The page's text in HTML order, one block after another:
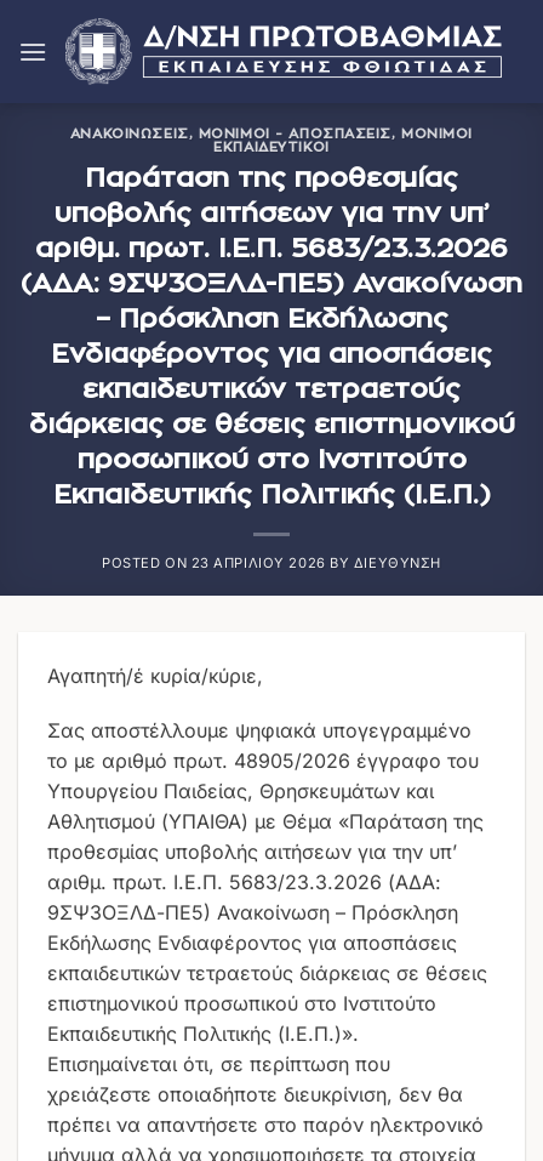
Μετάβαση
στο
περιεχόμενο
ΑΝΑΚΟΙΝΏΣΕΙΣ, ΜΌΝΙΜΟΙ - ΑΠΟΣΠΆΣΕΙΣ,
ΜΌΝΙΜΟΙ
ΕΚΠΑΙΔΕΥΤΙΚΟΊ
Παράταση της προθεσμίας
υποβολής αιτήσεων για την υπ’
αριθμ. πρωτ. Ι.Ε.Π. 5683/23.3.2026
(ΑΔΑ: 9ΣΨ3ΟΞΛΔ-ΠΕ5) Ανακοίνωση
– Πρόσκληση Εκδήλωσης
Ενδιαφέροντος για αποσπάσεις
εκπαιδευτικών τετραετούς
διάρκειας σε θέσεις επιστημονικού
προσωπικού στο Ινστιτούτο
Εκπαιδευτικής Πολιτικής (Ι.Ε.Π.)
POSTED ON 23 ΑΠΡΙΛΊΟΥ 2026 BY ΔΙΕΎΘΥΝΣΗ
Αγαπητή/έ κυρία/κύριε,
Σας αποστέλλουμε ψηφιακά υπογεγραμμένο
το με αριθμό πρωτ. 48905/2026 έγγραφο του
Υπουργείου Παιδείας, Θρησκευμάτων και
Αθλητισμού (ΥΠΑΙΘΑ) με Θέμα «Παράταση της
προθεσμίας υποβολής αιτήσεων για την υπ’
αριθμ. πρωτ. Ι.Ε.Π. 5683/23.3.2026 (ΑΔΑ:
9ΣΨ3ΟΞΛΔ-ΠΕ5) Ανακοίνωση – Πρόσκληση
Εκδήλωσης Ενδιαφέροντος για αποσπάσεις
εκπαιδευτικών τετραετούς διάρκειας σε θέσεις
επιστημονικού προσωπικού στο Ινστιτούτο
Εκπαιδευτικής Πολιτικής (Ι.Ε.Π.)».
Επισημαίνεται ότι, σε περίπτωση που
χρειάζεστε οποιαδήποτε διευκρίνιση, δεν θα
πρέπει να απαντήσετε στο παρόν ηλεκτρονικό
μήνυμα αλλά να χρησιμοποιήσετε τα στοιχεία